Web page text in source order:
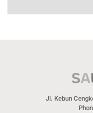
Jl. Kebun